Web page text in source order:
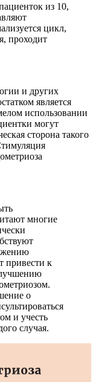
из 10,
цикл,
проходит
и других
является
использовании
могут
сторона такого
многие
привести к
о
и учесть
случая.